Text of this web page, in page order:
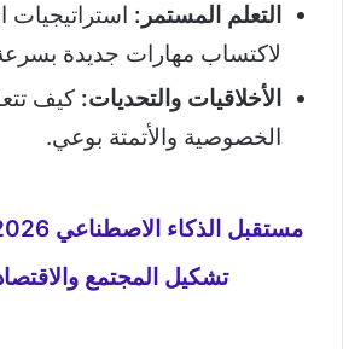
التعلم المستمر:
لاكتساب مهارات جديدة
الأخلاقيات والتحديات: كيف
الخصوصية والأتمتة بوعي.
تشكيل المجتمع